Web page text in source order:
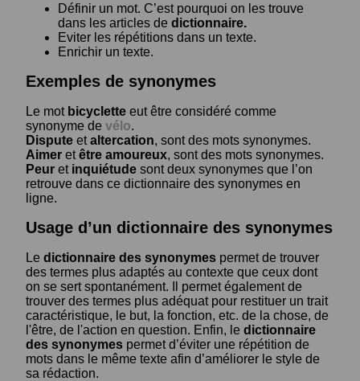
Définir un mot. C’est pourquoi on les trouve
dans les articles de dictionnaire.
Eviter les répétitions dans un texte.
Enrichir un texte.
Exemples de synonymes
Le mot bicyclette eut être considéré comme
synonyme de vélo.
Dispute etaltercation, sont des mots synonymes.
Aimer etêtre amoureux, sont des mots synonymes.
Peur et inquiétude sont deux synonymes que l’on
retrouve dans ce dictionnaire des synonymes en
ligne.
Usage d’un dictionnaire des synonymes
Le dictionnaire des synonymes permet de trouver
des termes plus adaptés au contexte que ceux dont
on se sert spontanément. Il permet également de
trouver des termes plus adéquat pour restituer un trait
caractéristique, le but, la fonction, etc. de la chose, de
l'être, de l'action en question. Enfin, le dictionnaire
des synonymes permet d’éviter une répétition de
mots dans le même texte afin d’améliorer le style de
sa rédaction.